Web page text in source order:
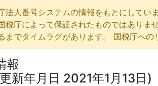
法人番号システムの情報をもとにしてい
税庁によって保証されたものではありま
までタイムラグがあります。 国税庁への
報
新年月日 2021年1月13日)